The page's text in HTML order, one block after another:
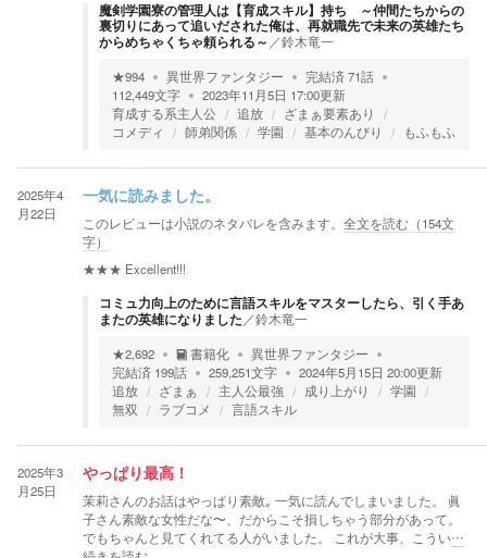
魔剣学園寮の管理人は【育成スキル】持ち ～仲間たちからの
裏切りにあって追いだされた俺は、再就職先で未来の英雄たち
からめちゃくちゃ頼られる～ ／鈴木竜一
★994 異世界ファンタジー 完結済71話
112,449文字 2023年11月5日 17:00更新
育成する系主人公
追放
ざまぁ要素あり
コメディ
師弟関係 学園 基本のんびり もふもふ
2025年4
月22日
一気に読みました。
このレビューは小説のネタバレを含みます。 全文を読む（154文
字）
★★★ Excellent!!!
コミュ力向上のために言語スキルをマスターしたら、引く手あ
またの英雄になりました ／鈴木竜一
★2,692 書籍化
異世界ファンタジー
完結済 199話 259,251文字 2024年5月15日 20:00更新
追放
ざまぁ 主人公最強 成り上がり
学園
無双
ラブコメ 言語スキル
2025年3
月25日
やっぱり最高！
茉莉さんのお話はやっぱり素敵｡ 一気に読んでしまいました。 眞
子さん素敵な女性だな〜、だからこそ損しちゃう部分があって。
でもちゃんと見てくれてる人がいました。 これが大事、こうい…